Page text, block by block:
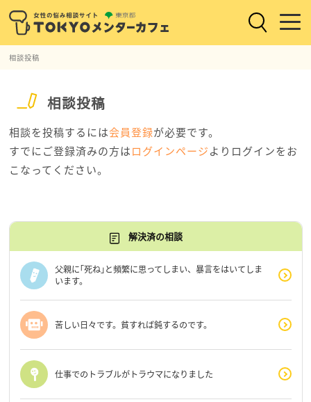
相談投稿
相談投稿
相談を投稿するには会員登録が必要です。
すでにご登録済みの方はログインページよりログインをお
こなってください。
解決済の相談
父親に｢死ね｣と頻繁に思ってしまい、暴言をはいてしま
います。
苦しい日々です。貧すれば鈍するのです。
仕事でのトラブルがトラウマになりました